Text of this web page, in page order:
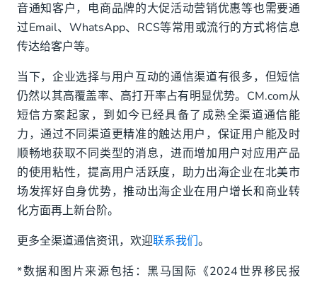
音通知客户，电商品牌的大促活动营销优惠等也需要通
过Email、WhatsApp、RCS等常用或流行的方式将信息
传达给客户等。
当下，企业选择与用户互动的通信渠道有很多，但短信
仍然以其高覆盖率、高打开率占有明显优势。CM.com从
短信方案起家，到如今已经具备了成熟全渠道通信能
力，通过不同渠道更精准的触达用户，保证用户能及时
顺畅地获取不同类型的消息，进而增加用户对应用产品
的使用粘性，提高用户活跃度，助力出海企业在北美市
场发挥好自身优势，推动出海企业在用户增长和商业转
化方面再上新台阶。
更多全渠道通信资讯，欢迎联系我们。
*数据和图片来源包括：黑马国际《2024世界移民报